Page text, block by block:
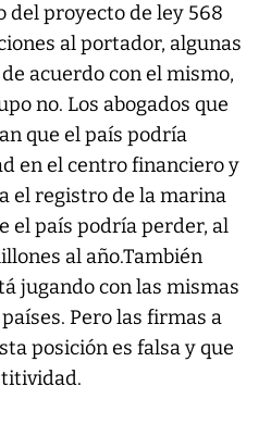
del proyecto de ley 568
al portador, algunas
acuerdo con el mismo,
no. Los abogados que
que el país podría
en el centro financiero y
el registro de la marina
el país podría perder, al
al año.También
jugando con las mismas
Pero las firmas a
posición es falsa y que